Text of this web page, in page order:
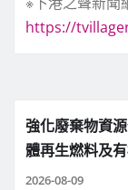
https://
強化廢棄物資
體再生燃料及
2026-08-09